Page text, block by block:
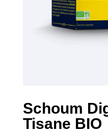
Schoum
Tisane BIO